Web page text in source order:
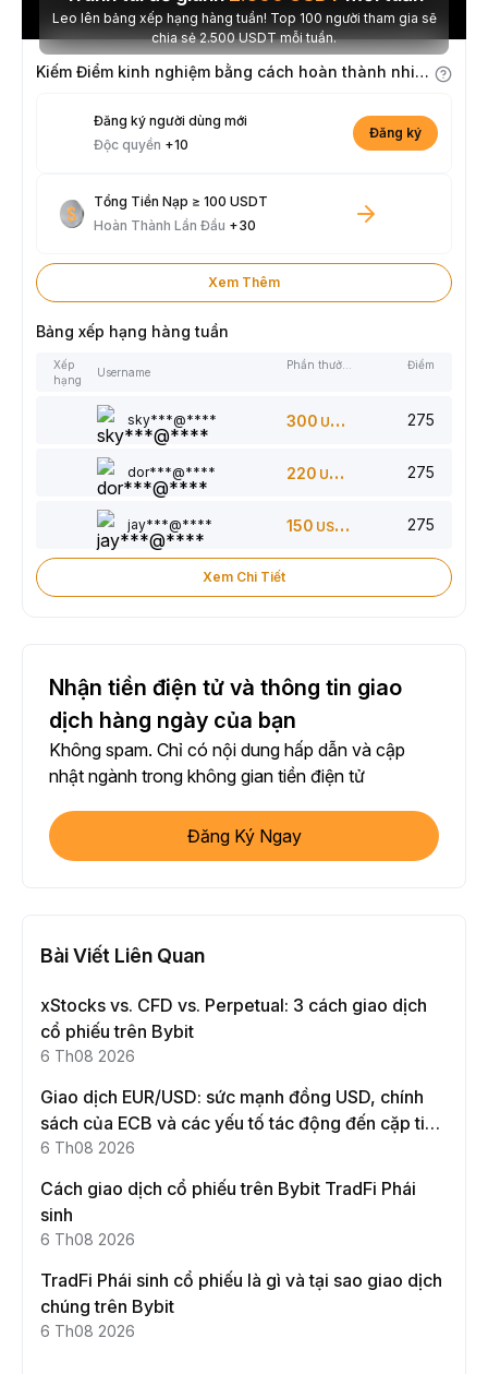
Leo lên bảng xếp hạng hàng tuần! Top 100 người tham gia sẽ
chia sẻ 2.500 USDT mỗi tuần.
Kiếm Điểm kinh nghiệm bằng cách hoàn thành nhiệm vụ
Đăng ký người dùng mới
Độc quyền +10
Đăng ký
Tổng Tiền Nạp ≥ 100 USDT
Hoàn Thành Lần Đầu +30
Xem Thêm
Bảng xếp hạng hàng tuần
Xếp
hạng
Username
Điểm
sky***@**** 300 USDT 275
dor***@**** 220 USDT 275
jay***@**** 150 USDT 275
Xem Chi Tiết
Nhận tiền điện tử và thông tin giao
dịch hàng ngày của bạn
Không spam. Chỉ có nội dung hấp dẫn và cập
nhật ngành trong không gian tiền điện tử
Đăng Ký Ngay
Bài Viết Liên Quan
xStocks vs. CFD vs. Perpetual: 3 cách giao dịch
cổ phiếu trên Bybit
6 Th08 2026
Giao dịch EUR/USD: sức mạnh đồng USD, chính
sách của ECB và các yếu tố tác động đến cặp tiền
này
6 Th08 2026
Cách giao dịch cổ phiếu trên Bybit TradFi Phái
sinh
6 Th08 2026
TradFi Phái sinh cổ phiếu là gì và tại sao giao dịch
chúng trên Bybit
6 Th08 2026